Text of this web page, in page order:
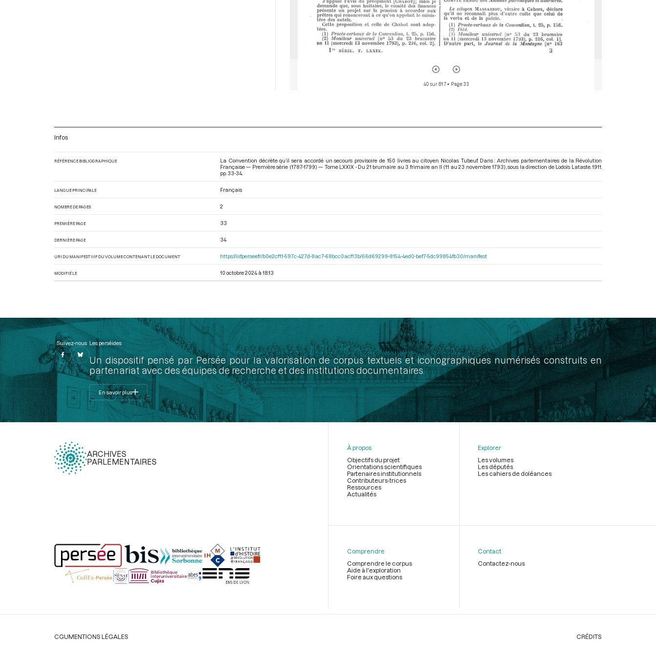
40 sur 817• Page 33
Infos
RÉFÉRENCE BIBLIOGRAPHIQUE
La Convention décrète qu’il sera accordé un secours provisoire de 150 livres au citoyen Nicolas Tubeuf. Dans : Archives parlementaires de la Révolution
Française — Première série (1787-1799) — Tome LXXIX - Du 21 brumaire au 3 frimaire an II (11 au 23 novembre 1793) , sous la direction de Lodoïs Lataste. 1911.
pp. 33-34.
LANGUE PRINCIPALE Français
NOMBRE DE PAGES 2
PREMIÈRE PAGE 33
DERNIÈRE PAGE 34
URI DU MANIFEST IIIF DU VOLUME CONTENANT LE DOCUMENT https://iiif.persee.fr/b0e2cf11-597c-427d-8ac7-68bcc0acf13b/66d69299-8154-4ed0-bef7-5dc99854fb30/manifest
MODIFIÉ LE 10 octobre 2024 à 18:13
Suivez-nous Les perséides
Un dispositif pensé par Persée pour la valorisation de corpus textuels et iconographiques numérisés construits en
partenariat avec des équipes de recherche et des institutions documentaires.
En savoir plus
ARCHIVES
PARLEMENTAIRES
page
À propos
Objectifs du projet
Orientations scientifiques
Partenaires institutionnels
Contributeurs-trices
Ressources
Actualités
Explorer
Les volumes
Les députés
Les cahiers de doléances
Comprendre
Comprendre le corpus
Aide à l'exploration
Foire aux questions
Contact
Contactez-nous
Légal
CGUMENTIONS LÉGALES CRÉDITS